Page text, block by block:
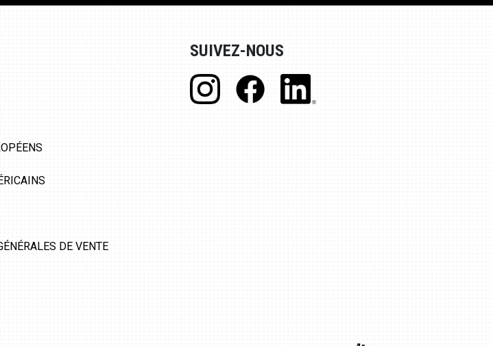
DE VENTE
SUIVEZ-NOUS